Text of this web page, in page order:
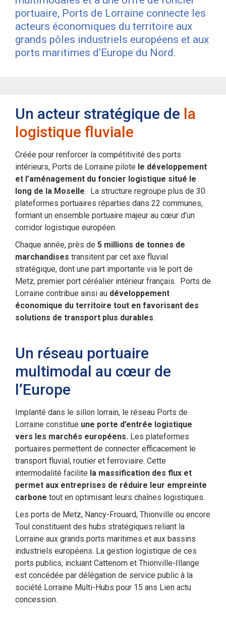
portuaire, Ports de Lorraine connecte les
acteurs économiques du territoire aux
grands pôles industriels européens et aux
ports maritimes d’Europe du Nord.
Un acteur stratégique de la
logistique fluviale
Créée pour renforcer la compétitivité des ports
intérieurs, Ports de Lorraine pilote le développement
et l’aménagement du foncier logistique situé le
long de la Moselle. La structure regroupe plus de 30
plateformes portuaires réparties dans 22 communes,
formant un ensemble portuaire majeur au cœur d’un
corridor logistique européen.
Chaque année, près de 5 millions de tonnes de
marchandises transitent par cet axe fluvial
stratégique, dont une part importante via le port de
Metz, premier port céréalier intérieur français. Ports de
Lorraine contribue ainsi au développement
économique du territoire tout en favorisant des
solutions de transport plus durables.
Un réseau portuaire
multimodal au cœur de
l’Europe
Implanté dans le sillon lorrain, le réseau Ports de
Lorraine constitue une porte d’entrée logistique
vers les marchés européens. Les plateformes
portuaires permettent de connecter efficacement le
transport fluvial, routier et ferroviaire. Cette
intermodalité facilite la massification des flux et
permet aux entreprises de réduire leur empreinte
carbone tout en optimisant leurs chaînes logistiques.
Les ports de Metz, Nancy-Frouard, Thionville ou encore
Toul constituent des hubs stratégiques reliant la
Lorraine aux grands ports maritimes et aux bassins
industriels européens. La gestion logistique de ces
ports publics, incluant Cattenom et Thionville-Illange
est concédée par délégation de service public à la
société Lorraine Multi-Hubs pour 15 ans Lien actu
concession.